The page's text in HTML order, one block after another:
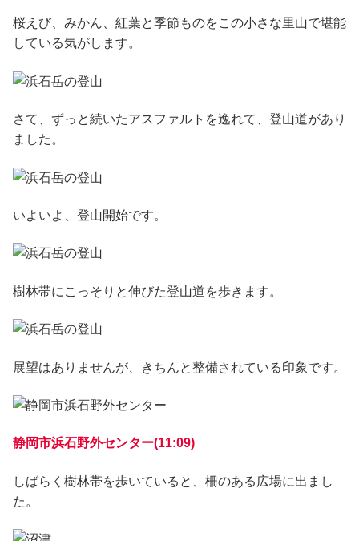
桜えび、みかん、紅葉と季節ものをこの小さな里山で堪能
している気がします。
さて、ずっと続いたアスファルトを逸れて、登山道があり
ました。
いよいよ、登山開始です。
樹林帯にこっそりと伸びた登山道を歩きます。
展望はありませんが、きちんと整備されている印象です。
静岡市浜石野外センター(11:09)
しばらく樹林帯を歩いていると、柵のある広場に出まし
た。